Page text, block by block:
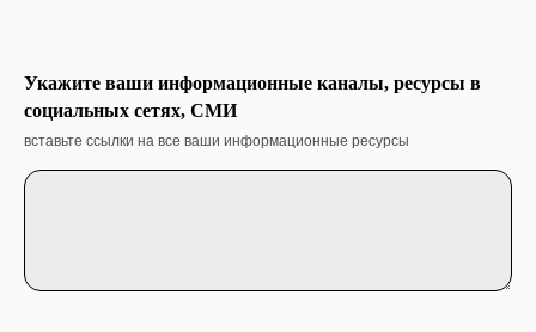
Укажите ваши информационные каналы, ресурсы в
социальных сетях, СМИ
вставьте ссылки на все ваши информационные ресурсы